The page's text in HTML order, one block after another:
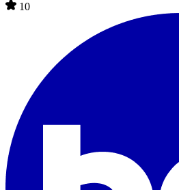
10